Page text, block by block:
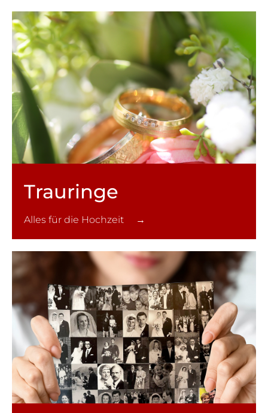
Trauringe
Alles für die Hochzeit →